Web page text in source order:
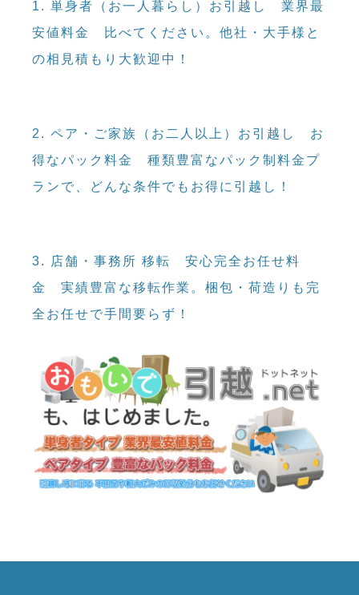
1. 単身者（お一人暮らし）お引越し 業界最
安値料金
比べてください。他社・大手様と
の相見積もり大歓迎中！
2. ペア・ご家族（お二人以上）お引越し お
得なパック料金 種類豊富なパック制料金プ
ランで、どんな条件でもお得に引越し！
3. 店舗・事務所 移転 安心完全お任せ料
金 実績豊富な移転作業。梱包・荷造りも完
全お任せで手間要らず！